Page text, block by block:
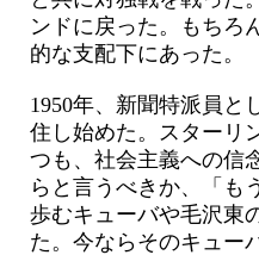
ンドに戻った。もちろ
的な支配下にあった。
1950年、新聞特派員と
住し始めた。スターリ
つも、社会主義への信
らと言うべきか、「も
歩むキューバや毛沢東
た。今ならそのキュー